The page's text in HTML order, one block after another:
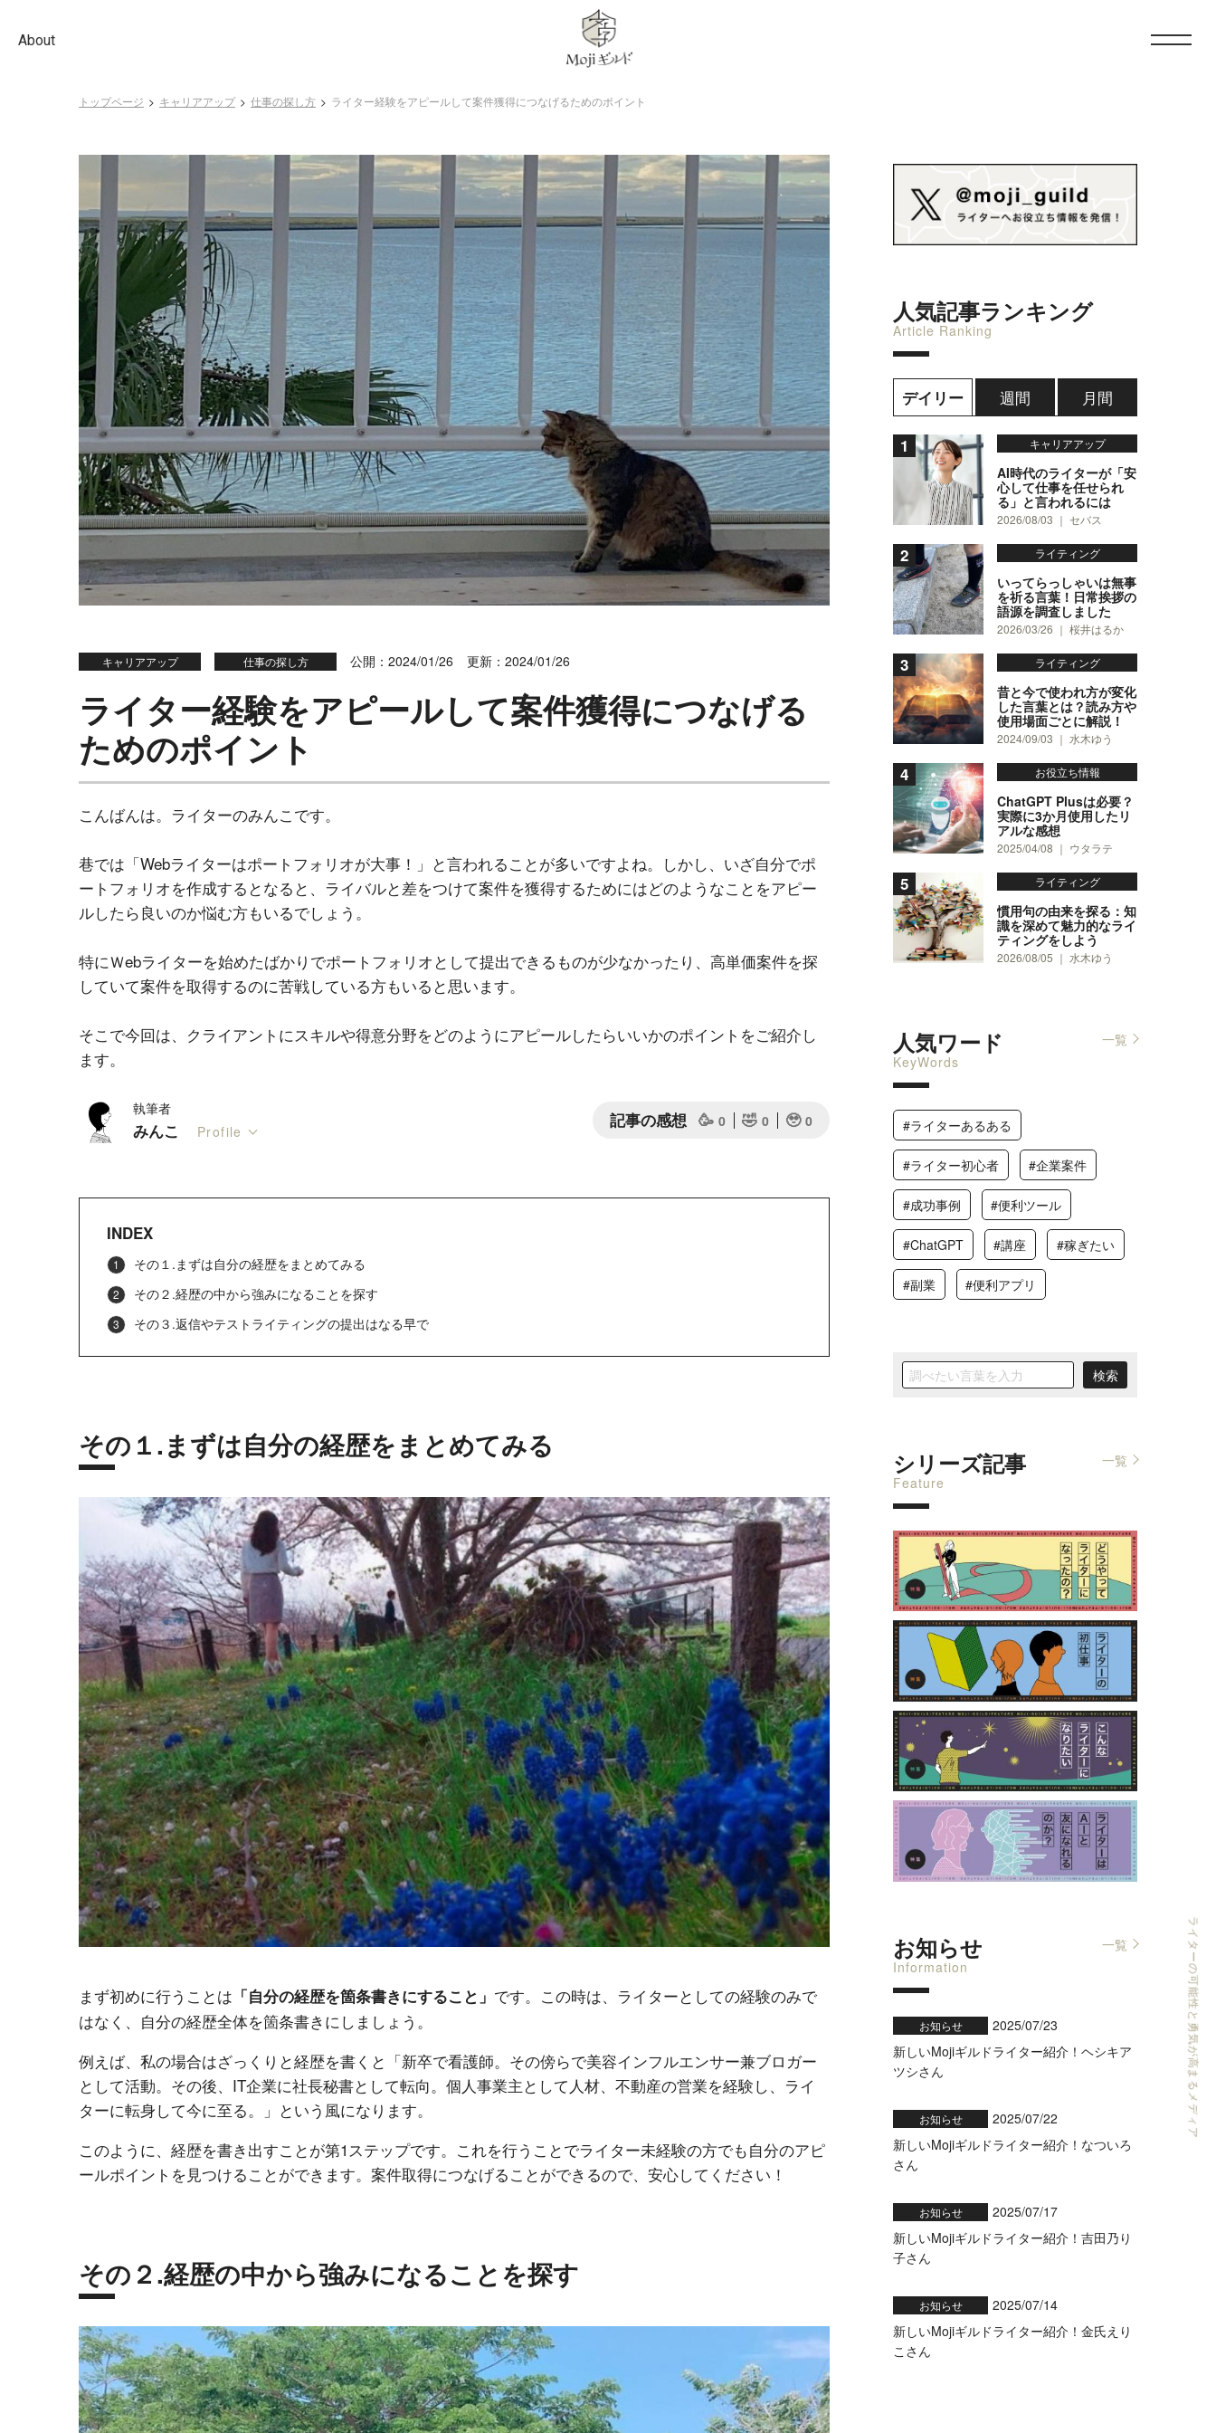
About
トップページ キャリアアップ 仕事の探し方 ライター経験をアピールして案件獲得につなげるためのポイント
キャリアアップ 仕事の探し方 公開：2024/01/26 更新：2024/01/26
ライター経験をアピールして案件獲得につなげる
ためのポイント
こんばんは。ライターのみんこです。
巷では「Webライターはポートフォリオが大事！」と言われることが多いですよね。しかし、いざ自分でポ
ートフォリオを作成するとなると、ライバルと差をつけて案件を獲得するためにはどのようなことをアピー
ルしたら良いのか悩む方もいるでしょう。
特にＷebライターを始めたばかりでポートフォリオとして提出できるものが少なかったり、高単価案件を探
していて案件を取得するのに苦戦している方もいると思います。
そこで今回は、クライアントにスキルや得意分野をどのようにアピールしたらいいかのポイントをご紹介し
ます。
執筆者
みんこ Profile
記事の感想 🥳 0 🤣 0 🥹 0
INDEX
その１.まずは自分の経歴をまとめてみる
その２.経歴の中から強みになることを探す
その３.返信やテストライティングの提出はなる早で
その１.まずは自分の経歴をまとめてみる
まず初めに行うことは 「自分の経歴を箇条書きにすること」 です。この時は、ライターとしての経験のみで
はなく、自分の経歴全体を箇条書きにしましょう。
例えば、私の場合はざっくりと経歴を書くと「新卒で看護師。その傍らで美容インフルエンサー兼ブロガー
として活動。その後、IT企業に社長秘書として転向。個人事業主として人材、不動産の営業を経験し、ライ
ターに転身して今に至る。」という風になります。
このように、経歴を書き出すことが第1ステップです。これを行うことでライター未経験の方でも自分のアピ
ールポイントを見つけることができます。案件取得につなげることができるので、安心してください！
その２.経歴の中から強みになることを探す
人気記事ランキング
Article Ranking
デイリー 週間 月間
キャリアアップ
AI時代のライターが「安
心して仕事を任せられ
る」と言われるには
2026/08/03 ｜ セバス
ライティング
いってらっしゃいは無事
を祈る言葉！日常挨拶の
語源を調査しました
2026/03/26 ｜ 桜井はるか
ライティング
昔と今で使われ方が変化
した言葉とは？読み方や
使用場面ごとに解説！
2024/09/03 ｜ 水木ゆう
お役立ち情報
ChatGPT Plusは必要？
実際に3か月使用したリ
アルな感想
2025/04/08 ｜ ウタラテ
ライティング
慣用句の由来を探る：知
識を深めて魅力的なライ
ティングをしよう
2026/08/05 ｜ 水木ゆう
人気ワード
KeyWords
一覧
#ライターあるある
#ライター初心者 #企業案件
#成功事例 #便利ツール
#ChatGPT #講座 #稼ぎたい
#副業 #便利アプリ
シリーズ記事
Feature
一覧
お知らせ
Information
一覧
お知らせ
2025/07/23
新しいMojiギルドライター紹介！ヘシキア
ツシさん
お知らせ
2025/07/22
新しいMojiギルドライター紹介！なついろ
さん
お知らせ
2025/07/17
新しいMojiギルドライター紹介！吉田乃り
子さん
お知らせ
2025/07/14
新しいMojiギルドライター紹介！金氏えり
こさん
ライターの可能性と勇気が高まるメディア